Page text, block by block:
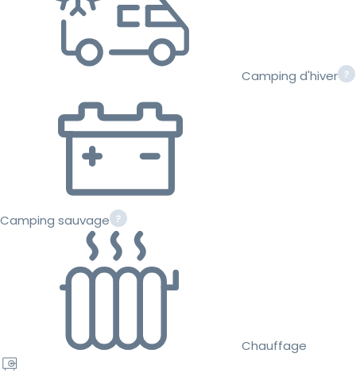
Camping d'hiver
Camping sauvage
Chauffage